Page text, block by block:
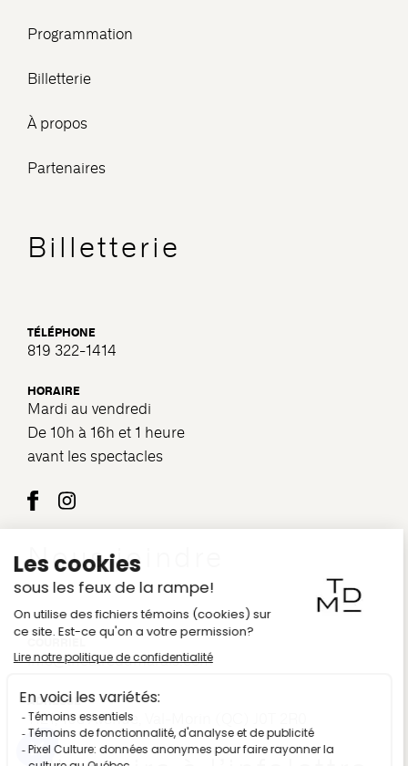
Programmation
Billetterie
À propos
Partenaires
Billetterie
TÉLÉPHONE
819 322-1414
HORAIRE
Mardi au vendredi
De 10h à 16h et 1 heure
avant les spectacles
Nous joindre
info@theatredumarais.com
ADRESSE
1121, 10e Avenue, Val-Morin (QC) J0T 2R0